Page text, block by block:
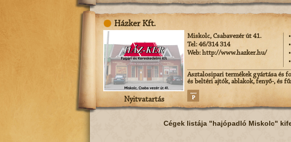
Házker Kft.
Nyitvatartás
Miskolc, Csabavezér út 41.
Tel: 46/314 314
Web: http://www.hazker.hu/
Asztalosipari termékek gyártása és
és beltéri ajtók, ablakok, fenyő-, és
Cégek listája "hajópadló Miskolc"